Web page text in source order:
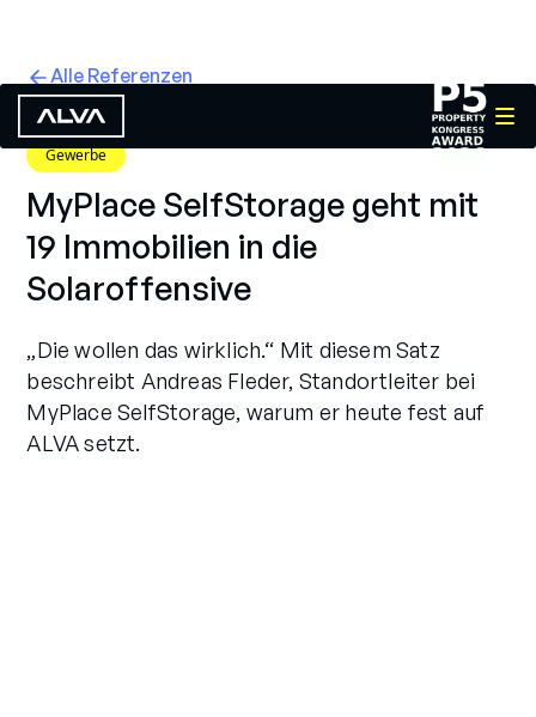
Alle Referenzen
Gewerbe
MyPlace SelfStorage geht mit
19 Immobilien in die
Solaroffensive
„Die wollen das wirklich.“ Mit diesem Satz
beschreibt Andreas Fleder, Standortleiter bei
MyPlace SelfStorage, warum er heute fest auf
ALVA setzt.